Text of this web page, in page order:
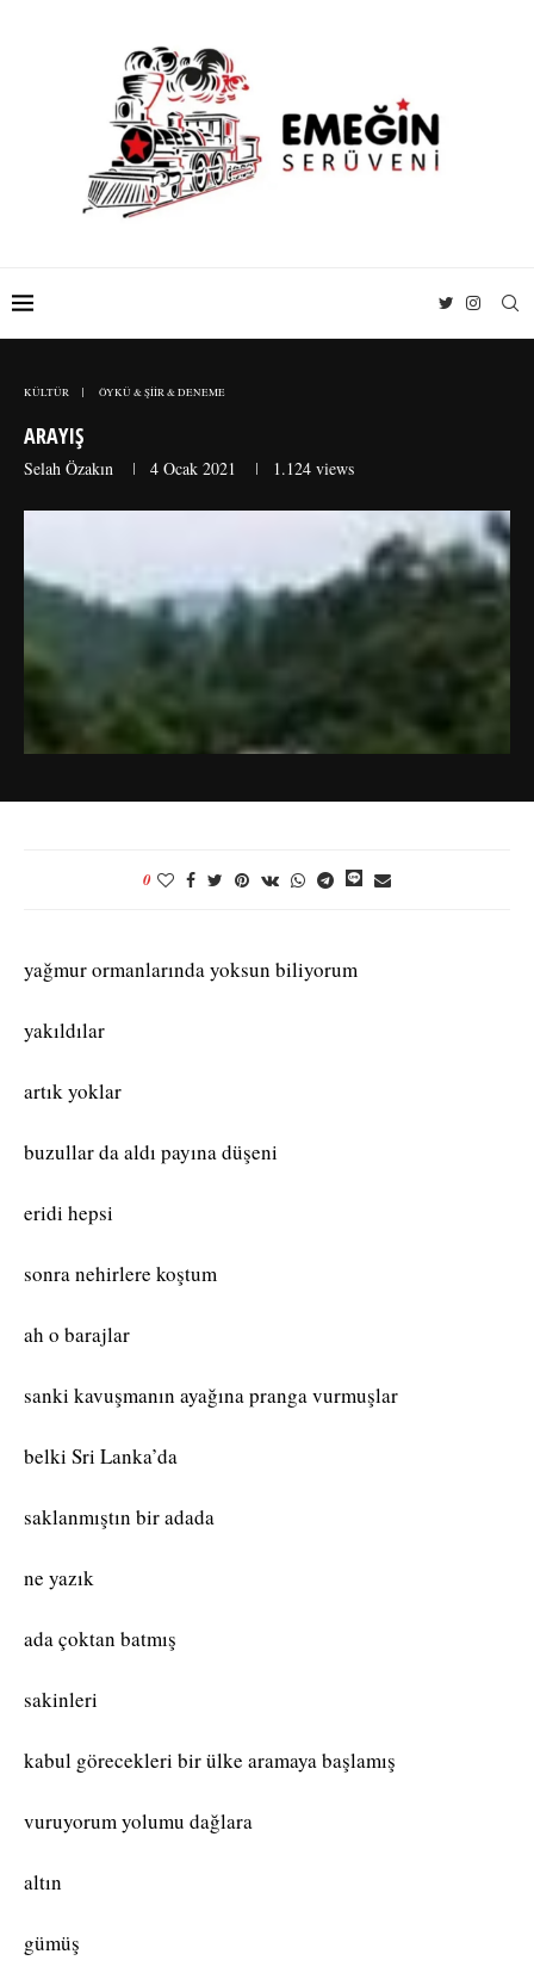
KÜLTÜR ÖYKÜ & ŞİİR & DENEME
ARAYIŞ
Selah Özakın 4 Ocak 2021 1.124 views
0
yağmur ormanlarında yoksun biliyorum
yakıldılar
artık yoklar
buzullar da aldı payına düşeni
eridi hepsi
sonra nehirlere koştum
ah o barajlar
sanki kavuşmanın ayağına pranga vurmuşlar
belki Sri Lanka’da
saklanmıştın bir adada
ne yazık
ada çoktan batmış
sakinleri
kabul görecekleri bir ülke aramaya başlamış
vuruyorum yolumu dağlara
altın
gümüş